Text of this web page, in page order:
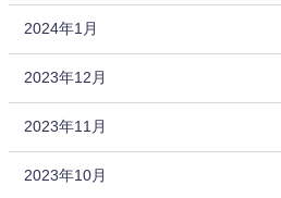
2024年1月
2023年12月
2023年11月
2023年10月